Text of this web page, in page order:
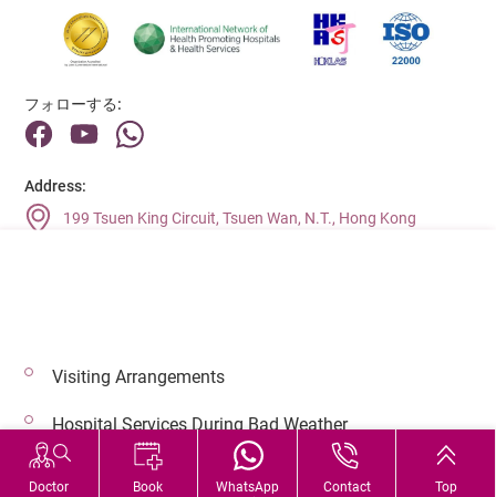
Doctor Book
WhatsApp
Contact Top
フォローする:
Address:
199 Tsuen King Circuit, Tsuen Wan, N.T., Hong Kong
© 2026 著作権©アドベンティストヘルス 無断転載を禁じます。
Visiting Arrangements
Hospital Services During Bad Weather